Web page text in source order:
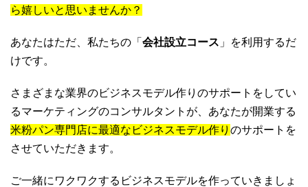
ら嬉しいと思いませんか？
あなたはただ、私たちの「 会社設立コース 」を利用するだ
けです。
さまざまな業界のビジネスモデル作りのサポートをしてい
るマーケティングのコンサルタントが、あなたが開業する
米粉パン専門店に最適なビジネスモデル作り のサポートを
させていただきます。
ご一緒にワクワクするビジネスモデルを作っていきましょ